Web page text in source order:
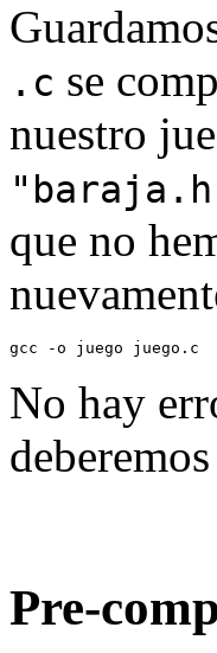
.c se
nuestro
que no
No hay
Pre-